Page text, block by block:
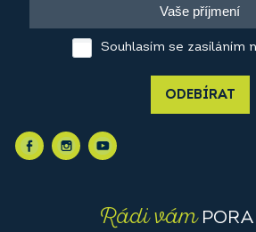
Souhlasím se zasíláním
ODEBÍRAT
Rádi vám